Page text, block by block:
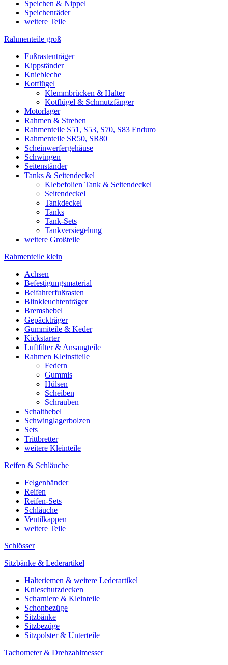
Speichen & Nippel
Speichenräder
weitere Teile
Rahmenteile groß
Fußrastenträger
Kippständer
Kniebleche
Kotflügel
Klemmbrücken & Halter
Kotflügel & Schmutzfänger
Motorlager
Rahmen & Streben
Rahmenteile S51, S53, S70, S83 Enduro
Rahmenteile SR50, SR80
Scheinwerfergehäuse
Schwingen
Seitenständer
Tanks & Seitendeckel
Klebefolien Tank & Seitendeckel
Seitendeckel
Tankdeckel
Tanks
Tank-Sets
Tankversiegelung
weitere Großteile
Rahmenteile klein
Achsen
Befestigungsmaterial
Beifahrerfußrasten
Blinkleuchtenträger
Bremshebel
Gepäckträger
Gummiteile & Keder
Kickstarter
Luftfilter & Ansaugteile
Rahmen Kleinstteile
Federn
Gummis
Hülsen
Scheiben
Schrauben
Schalthebel
Schwinglagerbolzen
Sets
Trittbretter
weitere Kleinteile
Reifen & Schläuche
Felgenbänder
Reifen
Reifen-Sets
Schläuche
Ventilkappen
weitere Teile
Schlösser
Sitzbänke & Lederartikel
Halteriemen & weitere Lederartikel
Knieschutzdecken
Scharniere & Kleinteile
Schonbezüge
Sitzbänke
Sitzbezüge
Sitzpolster & Unterteile
Tachometer & Drehzahlmesser